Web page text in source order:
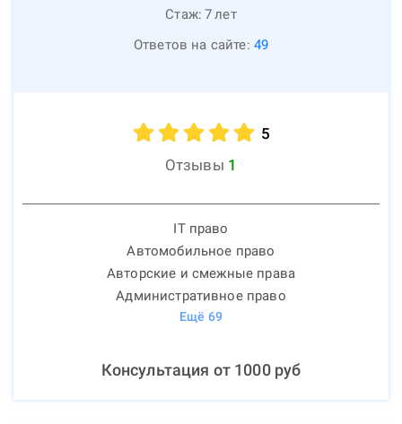
Стаж: 7лет
Ответов на сайте: 49
5
Отзывы 1
IT право
Автомобильное право
Авторские и смежные права
Административное право
Ещё 69
Консультация от 1000руб